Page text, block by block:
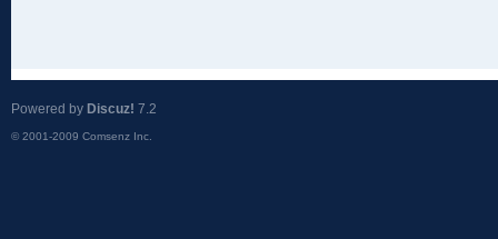
Powered by Discuz! 7.2
© 2001-2009 Comsenz Inc.